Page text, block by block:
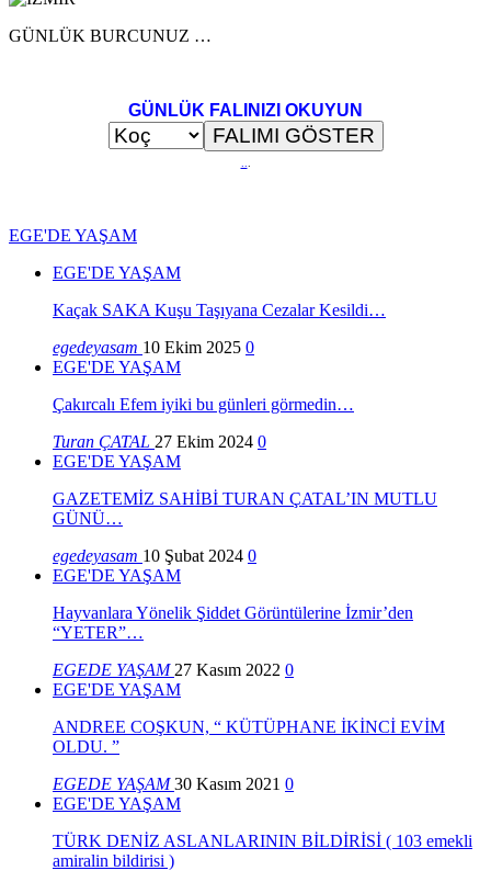
GÜNLÜK BURCUNUZ …
GÜNLÜK FALINIZI OKUYUN
...
EGE'DE YAŞAM
EGE'DE YAŞAM
Kaçak SAKA Kuşu Taşıyana Cezalar Kesildi…
egedeyasam 10 Ekim 2025 0
EGE'DE YAŞAM
Çakırcalı Efem iyiki bu günleri görmedin…
Turan ÇATAL 27 Ekim 2024 0
EGE'DE YAŞAM
GAZETEMİZ SAHİBİ TURAN ÇATAL’IN MUTLU
GÜNÜ…
egedeyasam 10 Şubat 2024 0
EGE'DE YAŞAM
Hayvanlara Yönelik Şiddet Görüntülerine İzmir’den
“YETER”…
EGEDE YAŞAM 27 Kasım 2022 0
EGE'DE YAŞAM
ANDREE COŞKUN, “ KÜTÜPHANE İKİNCİ EVİM
OLDU. ”
EGEDE YAŞAM30 Kasım 2021 0
EGE'DE YAŞAM
TÜRK DENİZ ASLANLARININ BİLDİRİSİ ( 103 emekli
amiralin bildirisi )